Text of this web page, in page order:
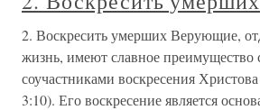
2. Воскресить умерших Верующие,
жизнь, имеют славное преимущество
соучастниками воскресения
3:10). Его воскресение является